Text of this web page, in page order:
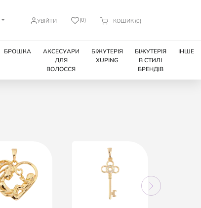
УВІЙТИ (0) КОШИК (0)
БРОШКА
АКСЕСУАРИ
ДЛЯ
ВОЛОССЯ
БІЖУТЕРІЯ
XUPING
БІЖУТЕРІЯ
В СТИЛІ
БРЕНДІВ
ІНШЕ